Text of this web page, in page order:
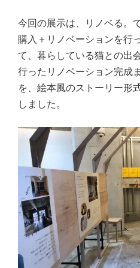
今回の展示は、リノベる。
購入＋リノベーションを行
て、暮らしている猫との出
行ったリノベーション完成
を、絵本風のストーリー形
しました。